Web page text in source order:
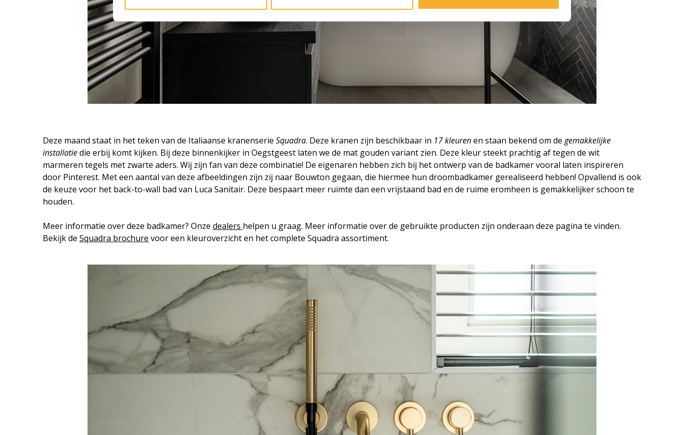
Deze maand staat in het teken van de Italiaanse kranenserie Squadra. Deze kranen zijn beschikbaar in 17 kleurenen staan bekend om de gemakkelijke
installatiedie erbij komt kijken. Bij deze binnenkijker in Oegstgeest laten we de mat gouden variant zien. Deze kleur steekt prachtig af tegen de wit
marmeren tegels met zwarte aders. Wij zijn fan van deze combinatie! De eigenaren hebben zich bij het ontwerp van de badkamer vooral laten inspireren
door Pinterest. Met een aantal van deze afbeeldingen zijn zij naar Bouwton gegaan, die hiermee hun droombadkamer gerealiseerd hebben! Opvallend is ook
de keuze voor het back-to-wall bad van Luca Sanitair. Deze bespaart meer ruimte dan een vrijstaand bad en de ruime eromheen is gemakkelijker schoon te
houden.
Meer informatie over deze badkamer? Onze dealers helpen u graag. Meer informatie over de gebruikte producten zijn onderaan deze pagina te vinden.
Bekijk de Squadra brochure voor een kleuroverzicht en het complete Squadra assortiment.